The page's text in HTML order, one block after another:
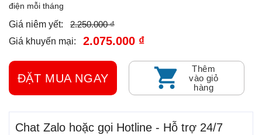
điện mỗi tháng
Giá niêm yết:
2.250.000 ₫
Giá khuyến mại:
2.075.000 ₫
ĐẶT MUA NGAY
Thêm
vào giỏ
hàng
Chat Zalo hoặc gọi Hotline - Hỗ trợ 24/7